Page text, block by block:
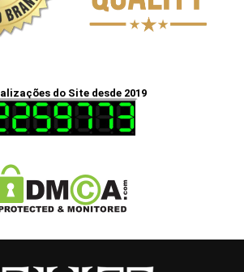
do Site desde 2019